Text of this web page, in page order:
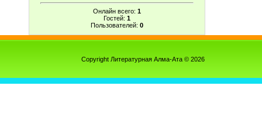
Онлайн всего: 1
Гостей: 1
Пользователей: 0
Copyright Литературная Алма-Ата © 2026